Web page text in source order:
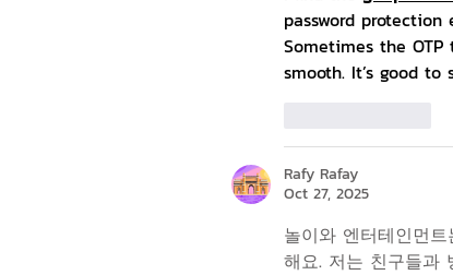
password
Sometimes the
smooth. It’s good
Rafy Rafay
Oct 27, 2025
놀이와 엔터테인먼
해요. 저는 친구들과